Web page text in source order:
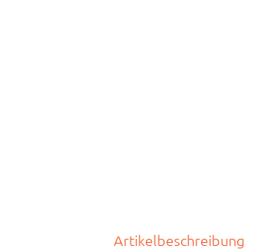
Artikelbeschreibung